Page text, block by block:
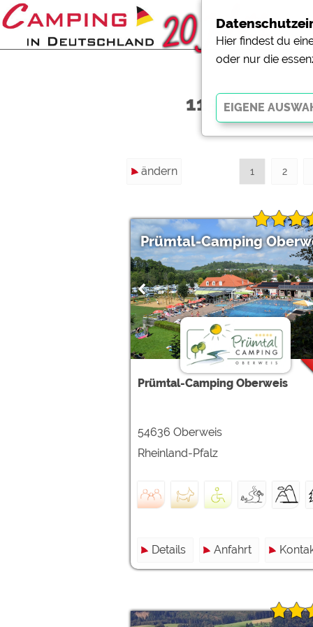
115
ändern 1 2
Prümtal-Camping
Prümtal-Camping Oberweis
54636 Oberweis
Rheinland-Pfalz
Details Anfahrt
Hier findest du
oder nur die
Essenziell
Essenzielle Cookies
der Website dringend
Externe Medien
YouTube (Videos von
Campingplatzvorschau
Campingplätzen)
Google Maps
Google reCAPTCHA
Statistiken
Google Analytics
Marketing
Google Remarketing